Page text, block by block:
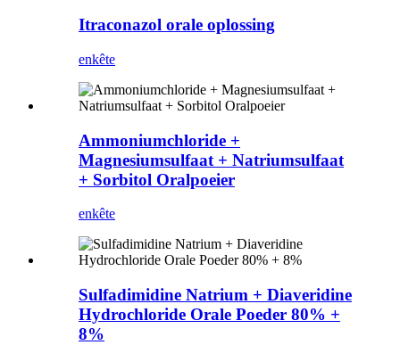
Itraconazol orale oplossing
enkête
Ammoniumchloride +
Magnesiumsulfaat + Natriumsulfaat
+ Sorbitol Oralpoeier
enkête
Sulfadimidine Natrium + Diaveridine
Hydrochloride Orale Poeder 80% +
8%